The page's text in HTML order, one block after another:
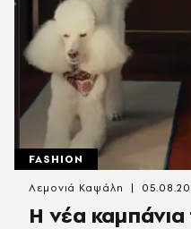
FASHION
Η νέα καμπάνια
Λεμονιά Καψάλη